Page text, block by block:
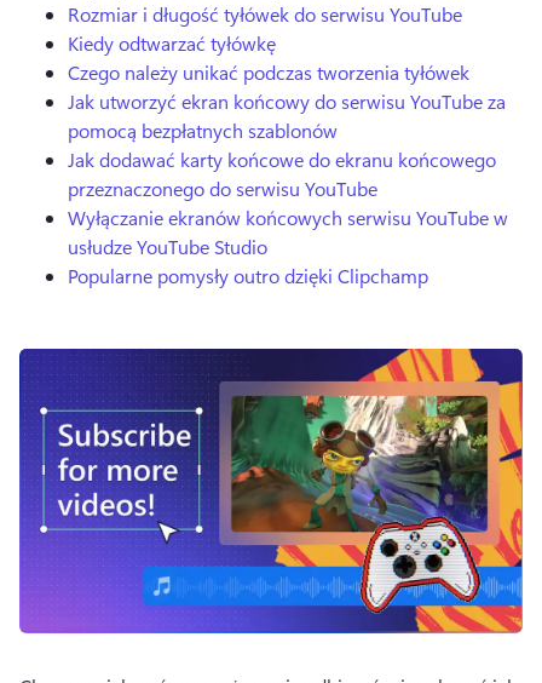
Rozmiar i długość tyłówek do serwisu YouTube
Kiedy odtwarzać tyłówkę
Czego należy unikać podczas tworzenia tyłówek
Jak utworzyć ekran końcowy do serwisu YouTube za
pomocą bezpłatnych szablonów
Jak dodawać karty końcowe do ekranu końcowego
przeznaczonego do serwisu YouTube
Wyłączanie ekranów końcowych serwisu YouTube w
usłudze YouTube Studio
Popularne pomysły outro dzięki Clipchamp